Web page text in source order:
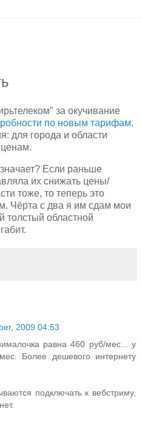
за окучивание
по новым тарифам.
для города и области
Если раньше
их снижать цены/
тоже, то теперь это
Чёрта с два я им сдам мои
толстый областной
2009 04:53
равна 460 руб/мес... у
Более дешевого интернету
подключать к вебстриму,